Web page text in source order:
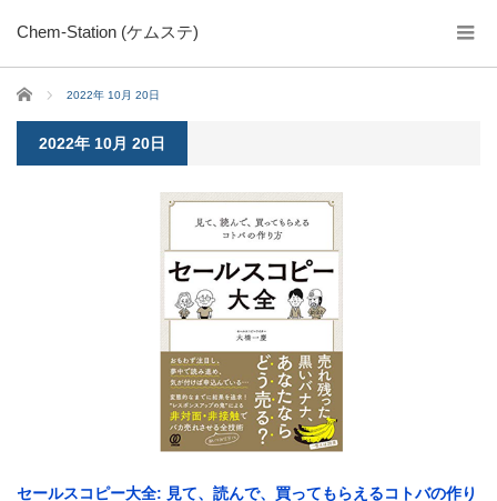
Chem-Station (ケムステ)
ホーム 2022年 10月 20日
2022年 10月 20日
セールスコピー大全: 見て、読んで、買ってもらえるコトバの作り